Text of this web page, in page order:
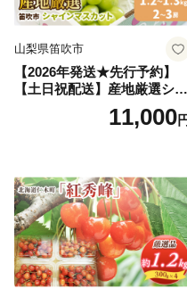
山梨県笛吹市
【2026年発送★先行予約】
【土日祝配送】産地厳選シャ
インマスカット1.2kg～1.3kg
（2房～3房）※沖縄・離島
笛吹市 山梨県 フルーツ 果物
ぶどう 葡萄 大粒 シャインマ
スカット おすすめ シャイン
マスカット 贈答 ギフト 産地
笛吹市 シャインマスカット
笛吹 葡萄 国産 ぶどう 人気
国産 1.2kg 先行｜
11,000